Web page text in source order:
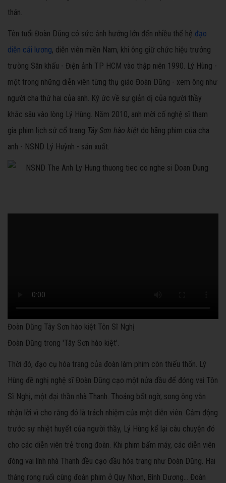
thán.
Tên tuổi Đoàn Dũng có sức ảnh hưởng lớn đến nhiều thế hệ đạo
diễn cải lương, diễn viên miền Nam, khi ông giữ chức hiệu trưởng
trường Sân khấu - Điện ảnh TP HCM vào thập niên 1990. Lý Hùng -
một trong những diễn viên từng thụ giáo Đoàn Dũng - xem ông như
người cha thứ hai của anh. Ký ức về sự giản dị của người thầy
khắc sâu vào lòng Lý Hùng. Năm 2010, anh mời cố nghệ sĩ tham
gia phim lịch sử cổ trang Tây Sơn hào kiệt do hãng phim của cha
anh - NSND Lý Huỳnh - sản xuất.
Đoàn Dũng Tây Sơn hào kiệt Tôn Sĩ Nghị
Đoàn Dũng trong 'Tây Sơn hào kiệt'.
Thời đó, đạo cụ hóa trang của đoàn làm phim còn thiếu thốn. Lý
Hùng đề nghị nghệ sĩ Đoàn Dũng cạo một nửa đầu để đóng vai Tôn
Sĩ Nghị, một đại thần nhà Thanh. Thoáng bất ngờ, song ông vẫn
nhận lời vì cho rằng đó là trách nhiệm của một diễn viên. Cảm động
trước sự nhiệt huyết của người thầy, Lý Hùng kể lại câu chuyện đó
cho các diễn viên trẻ trong đoàn. Khi phim bấm máy, các diễn viên
đóng vai lính nhà Thanh đều cạo đầu hóa trang như Đoàn Dũng. Hai
tháng rong ruổi cùng đoàn phim ở Quy Nhơn, Bình Dương... Đoàn